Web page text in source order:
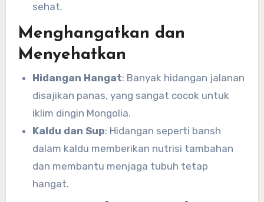
sehat.
Menghangatkan dan
Menyehatkan
Hidangan Hangat: Banyak hidangan jalanan
disajikan panas, yang sangat cocok untuk
iklim dingin Mongolia.
Kaldu dan Sup: Hidangan seperti bansh
dalam kaldu memberikan nutrisi tambahan
dan membantu menjaga tubuh tetap
hangat.